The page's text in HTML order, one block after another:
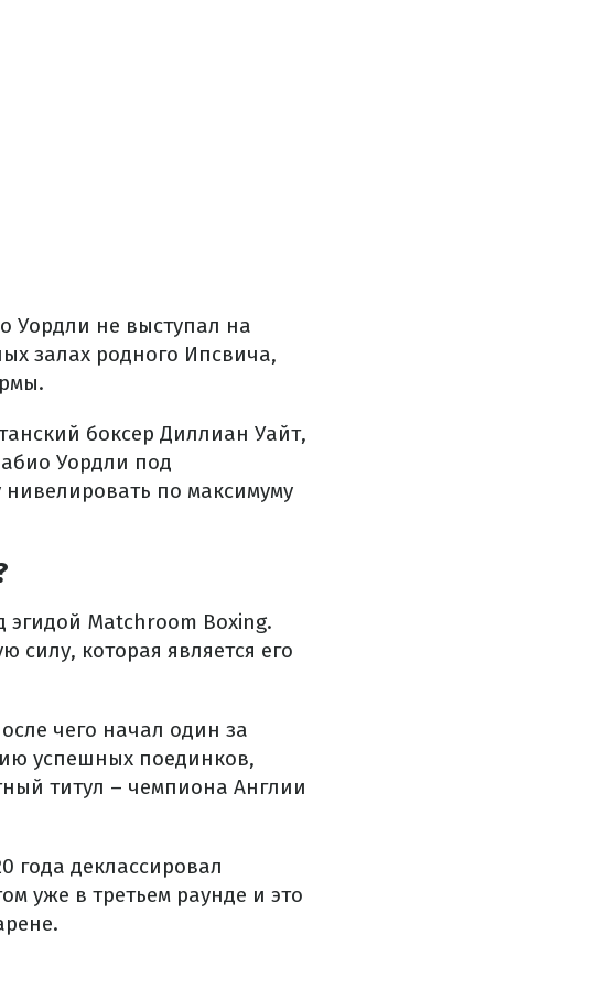
Уордли не выступал на
залах родного Ипсвича,
боксер Диллиан Уайт,
Уордли под
по максимуму
Matchroom Boxing.
которая является его
чего начал один за
успешных поединков,
титул – чемпиона Англии
года деклассировал
уже в третьем раунде и это